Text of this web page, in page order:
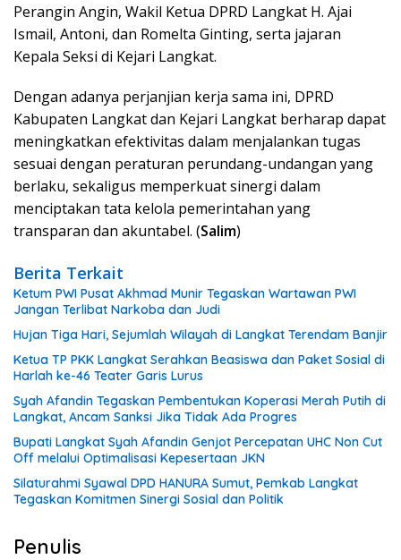
Perangin Angin, Wakil Ketua DPRD Langkat H. Ajai
Ismail, Antoni, dan Romelta Ginting, serta jajaran
Kepala Seksi di Kejari Langkat.
Dengan adanya perjanjian kerja sama ini, DPRD
Kabupaten Langkat dan Kejari Langkat berharap dapat
meningkatkan efektivitas dalam menjalankan tugas
sesuai dengan peraturan perundang-undangan yang
berlaku, sekaligus memperkuat sinergi dalam
menciptakan tata kelola pemerintahan yang
transparan dan akuntabel. (Salim)
Berita Terkait
Ketum PWI Pusat Akhmad Munir Tegaskan Wartawan PWI
Jangan Terlibat Narkoba dan Judi
Hujan Tiga Hari, Sejumlah Wilayah di Langkat Terendam Banjir
Ketua TP PKK Langkat Serahkan Beasiswa dan Paket Sosial di
Harlah ke-46 Teater Garis Lurus
Syah Afandin Tegaskan Pembentukan Koperasi Merah Putih di
Langkat, Ancam Sanksi Jika Tidak Ada Progres
Bupati Langkat Syah Afandin Genjot Percepatan UHC Non Cut
Off melalui Optimalisasi Kepesertaan JKN
Silaturahmi Syawal DPD HANURA Sumut, Pemkab Langkat
Tegaskan Komitmen Sinergi Sosial dan Politik
Penulis